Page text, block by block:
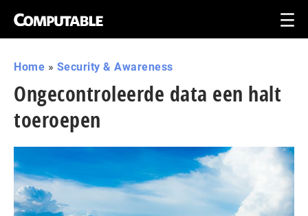
Home » Security & Awareness
Ongecontroleerde data een halt
toeroepen